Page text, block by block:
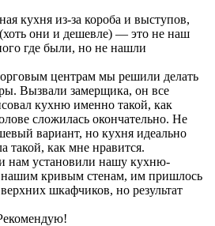
кухня из-за короба и выступов,
они и дешевле) — это не наш
где были, но не нашли
центрам мы решили делать
Вызвали замерщика, он все
кухню именно такой, как
сложилась окончательно. Не
вариант, но кухня идеально
такой, как мне нравится.
нам установили нашу кухню-
нашим кривым стенам, им пришлось
шкафчиков, но результат